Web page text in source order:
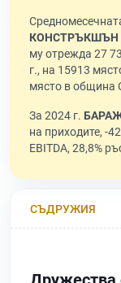
КОНСТРЪКШЪН
му отрежда 27
г., на 15913
място в община
За 2024 г.
на приходите, -
EBITDA, 28,8%
СЪДРУЖИЯ